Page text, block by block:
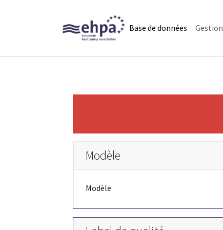
Base de données(current)
Gestion
Modèle
Modèle